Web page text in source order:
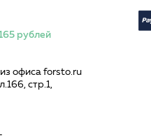
рублей
офиса forsto.ru
стр.1,